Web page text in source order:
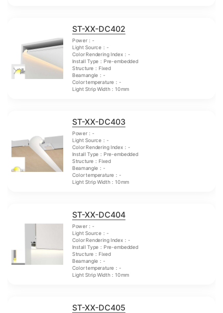
ST-XX-DC402
Power：-
Light Source：-
Color Rendering Index：-
Install Type：Pre-embedded
Structure：Fixed
Beamangle：-
Color temperature：-
Light Strip Width：10mm
ST-XX-DC403
Power：-
Light Source：-
Color Rendering Index：-
Install Type：Pre-embedded
Structure：Fixed
Beamangle：-
Color temperature：-
Light Strip Width：10mm
ST-XX-DC404
Power：-
Light Source：-
Color Rendering Index：-
Install Type：Pre-embedded
Structure：Fixed
Beamangle：-
Color temperature：-
Light Strip Width：10mm
ST-XX-DC405